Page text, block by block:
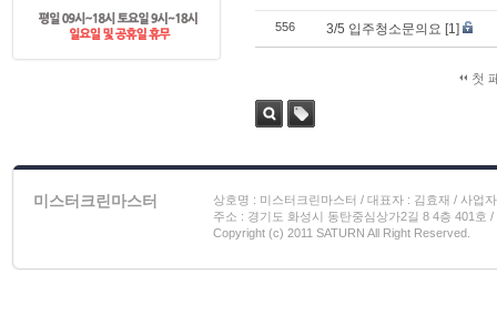
556 3/5 입주청소문의요 [1]
첫
미스터크린마스터
상호명 : 미스터크린마스터 / 대표자 : 김효재 / 사업
주소 : 경기도 화성시 동탄중심상가2길 8 4층 401호
Copyright (c) 2011 SATURN All Right Reserved.